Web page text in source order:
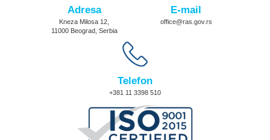
Adresa
Kneza Milosa 12,
11000 Beograd, Serbia
E-mail
office@ras.gov.rs
Telefon
+381 11 3398 510